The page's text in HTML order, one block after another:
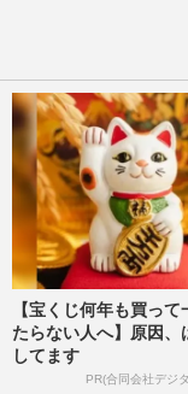
【宝くじ何年も買って
たらない人へ】原因、
してます
PR(合同会社デジ